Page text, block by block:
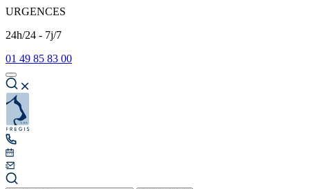
URGENCES
24h/24 - 7j/7
01 49 85 83 00